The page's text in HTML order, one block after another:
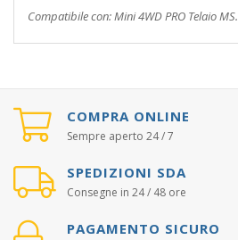
Compatibile con: Mini 4WD PRO Telaio MS.
COMPRA ONLINE
Sempre aperto 24 / 7
SPEDIZIONI SDA
Consegne in 24 / 48 ore
PAGAMENTO SICURO